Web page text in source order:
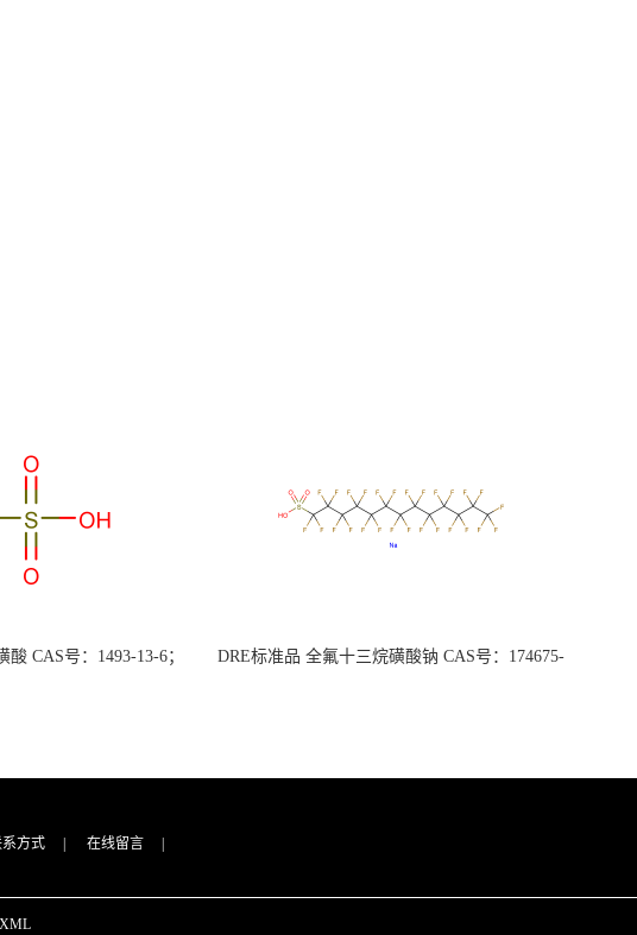
CAS号：1493-13-6；
DRE标准品 全氟十三烷磺酸钠 CAS号：174675-
方式 | 在线留言 |
XML